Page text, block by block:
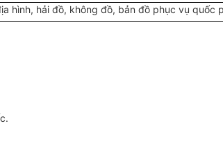
hình, hải đồ, không đồ, bản đồ phục vụ quốc